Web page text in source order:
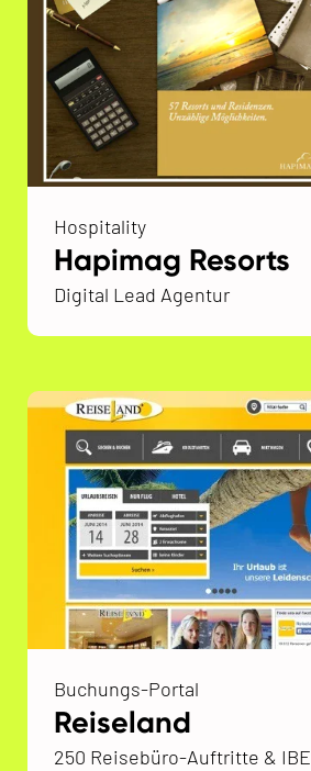
Hospitality
Hapimag Resorts
Digital Lead Agentur
Buchungs-Portal
Reiseland
250 Reisebüro-Auftritte & IBE